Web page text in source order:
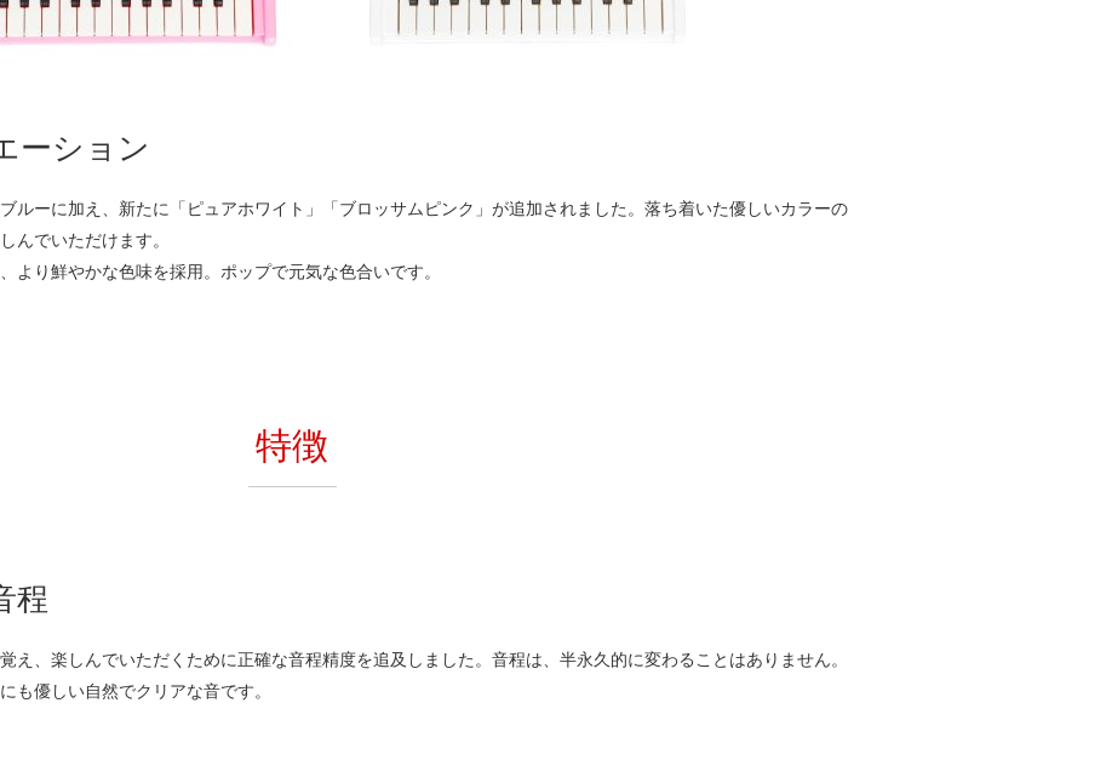
ーション
ルーに加え、新たに「ピュアホワイト」「ブロッサムピンク」が追加されました。落ち着いた優しいカラーの
んでいただけます。
より鮮やかな色味を採用。ポップで元気な色合いです。
特徴
程
え、楽しんでいただくために正確な音程精度を追及しました。音程は、半永久的に変わることはありません。
も優しい自然でクリアな音です。